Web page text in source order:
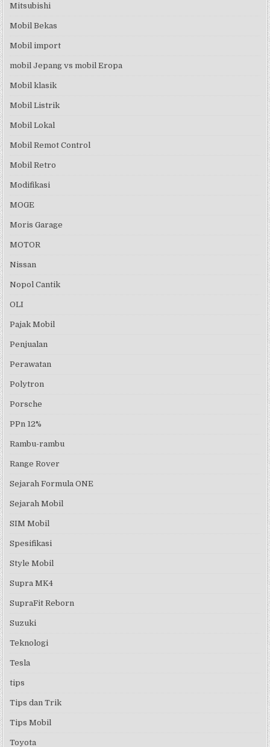
Mitsubishi
Mobil Bekas
Mobil import
mobil Jepang vs mobil Eropa
Mobil klasik
Mobil Listrik
Mobil Lokal
Mobil Remot Control
Mobil Retro
Modifikasi
MOGE
Moris Garage
MOTOR
Nissan
Nopol Cantik
OLI
Pajak Mobil
Penjualan
Perawatan
Polytron
Porsche
PPn 12%
Rambu-rambu
Range Rover
Sejarah Formula ONE
Sejarah Mobil
SIM Mobil
Spesifikasi
Style Mobil
Supra MK4
SupraFit Reborn
Suzuki
Teknologi
Tesla
tips
Tips dan Trik
Tips Mobil
Toyota